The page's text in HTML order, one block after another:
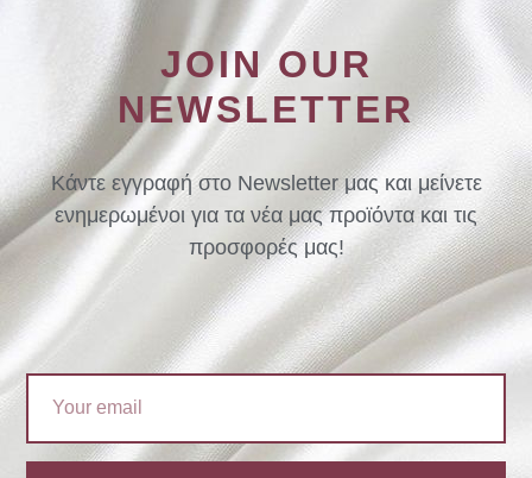
JOIN OUR
NEWSLETTER
Κάντε εγγραφή στο Newsletter μας και μείνετε
ενημερωμένοι για τα νέα μας προϊόντα και τις
προσφορές μας!